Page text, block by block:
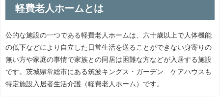
軽費老人ホームとは
公的な施設の一つである軽費老人ホームは、六十歳以上で人体機能
の低下などにより自立した日常生活を送ることができない身寄りの
無い方や家庭の事情で家族との同居は困難な方などが入居する施設
です。茨城県常総市にある筑波キングス・ガーデン ケアハウスも
特定施設入居者生活介護（軽費老人ホーム）です。